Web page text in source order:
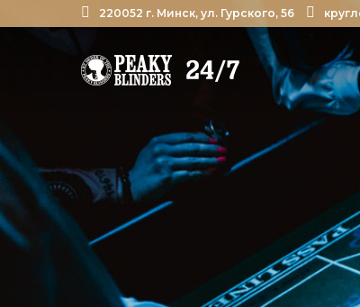
220052 г. Минск, ул. Гурского, 56